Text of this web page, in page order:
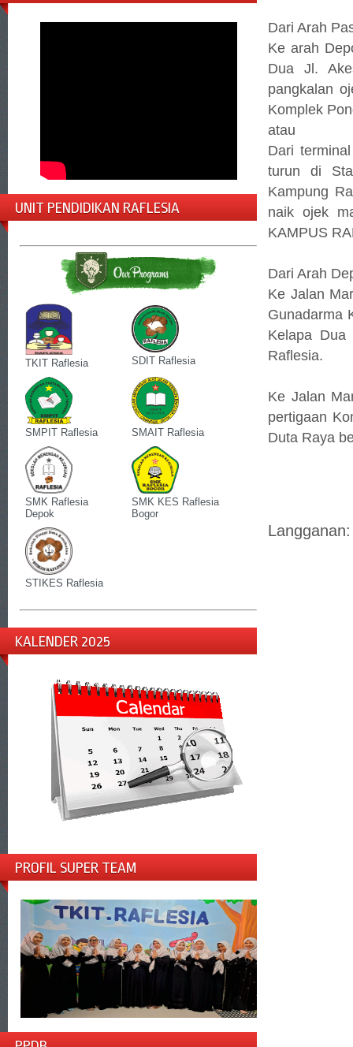
UNIT PENDIDIKAN RAFLESIA
TKIT Raflesia SDIT Raflesia
SMPIT Raflesia SMAIT Raflesia
SMK Raflesia
Depok
SMK KES Raflesia
Bogor
STIKES Raflesia
KALENDER 2025
PROFIL SUPER TEAM
Dari Arah
Ke arah
Dua Jl.
pangkalan
Komplek
atau
Dari
turun di
Kampung
naik ojek
KAMPUS
Dari Arah
Ke Jalan
Gunadarma
Kelapa
Raflesia.
Ke Jalan
pertigaan
Duta Raya